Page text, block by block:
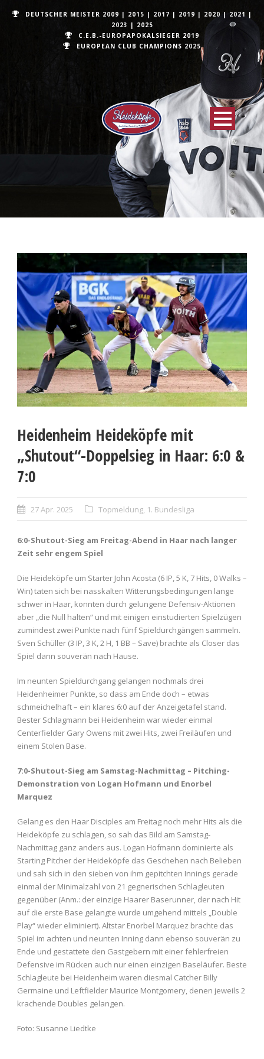
DEUTSCHER MEISTER 2009 | 2015 | 2017 | 2019 | 2020 | 2021 |
2023 | 2025
C.E.B.-EUROPAPOKALSIEGER 2019
EUROPEAN CLUB CHAMPIONS 2025
Heidenheim Heideköpfe mit
„Shutout“-Doppelsieg in Haar: 6:0 &
7:0
27 Apr. 2025 Topmeldung, 1. Bundesliga
6:0-Shutout-Sieg am Freitag-Abend in Haar nach langer
Zeit sehr engem Spiel
Die Heideköpfe um Starter John Acosta (6 IP, 5 K, 7 Hits, 0 Walks –
Win) taten sich bei nasskalten Witterungsbedingungen lange
schwer in Haar, konnten durch gelungene Defensiv-Aktionen
aber „die Null halten“ und mit einigen einstudierten Spielzügen
zumindest zwei Punkte nach fünf Spieldurchgängen sammeln.
Sven Schüller (3 IP, 3 K, 2 H, 1 BB – Save) brachte als Closer das
Spiel dann souverän nach Hause.
Im neunten Spieldurchgang gelangen nochmals drei
Heidenheimer Punkte, so dass am Ende doch – etwas
schmeichelhaft – ein klares 6:0 auf der Anzeigetafel stand.
Bester Schlagmann bei Heidenheim war wieder einmal
Centerfielder Gary Owens mit zwei Hits, zwei Freiläufen und
einem Stolen Base.
7:0-Shutout-Sieg am Samstag-Nachmittag – Pitching-
Demonstration von Logan Hofmann und Enorbel
Marquez
Gelang es den Haar Disciples am Freitag noch mehr Hits als die
Heideköpfe zu schlagen, so sah das Bild am Samstag-
Nachmittag ganz anders aus. Logan Hofmann dominierte als
Starting Pitcher der Heideköpfe das Geschehen nach Belieben
und sah sich in den sieben von ihm gepitchten Innings gerade
einmal der Minimalzahl von 21 gegnerischen Schlagleuten
gegenüber (Anm.: der einzige Haarer Baserunner, der nach Hit
auf die erste Base gelangte wurde umgehend mittels „Double
Play“ wieder eliminiert). Altstar Enorbel Marquez brachte das
Spiel im achten und neunten Inning dann ebenso souverän zu
Ende und gestattete den Gastgebern mit einer fehlerfreien
Defensive im Rücken auch nur einen einzigen Baseläufer. Beste
Schlagleute bei Heidenheim waren diesmal Catcher Billy
Germaine und Leftfielder Maurice Montgomery, denen jeweils 2
krachende Doubles gelangen.
Foto: Susanne Liedtke